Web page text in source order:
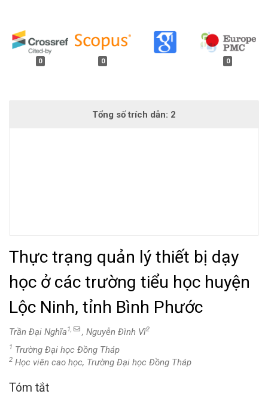
0 0 0
Thực trạng quản lý thiết bị dạy
học ở các trường tiểu học huyện
Lộc Ninh, tỉnh Bình Phước
Trần Đại Nghĩa1, , Nguyễn Đình Vĩ2
1 Trường Đại học Đồng Tháp
2 Học viên cao học, Trường Đại học Đồng Tháp
Tóm tắt